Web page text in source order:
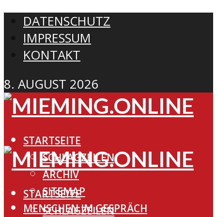
DATENSCHUTZ
IMPRESSUM
KONTAKT
8. AUGUST 2026
STARTSEITE
SCHLAGZEILEN
ARCHIV
SITEMAP
MENSCHEN IM GESPRÄCH
STARTSEITE
SCHLAGZEILEN